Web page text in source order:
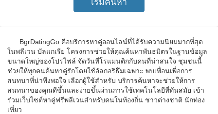
BgrDatingGo คือบริการหาคู่ออนไลน์ที่ได้รับความนิยมมากที่สุด
ในพลีเวน บัลแกเรีย โครงการช่วยให้คุณค้นหาพันธมิตรในฐานข้อมูล
ขนาดใหญ่ของโปรไฟล์ จัดวันที่โรแมนติกกับคนที่น่าสนใจ ชุมชนนี้
ช่วยให้ทุกคนค้นหาคู่รักโดยใช้อัลกอริธึมเฉพาะ พบเพื่อนเพื่อการ
สนทนาที่น่าพึงพอใจ เลือกผู้ใช้สำหรับ บริการค้นหาจะช่วยให้การ
สนทนาของคุณดีขึ้นและง่ายขึ้นผ่านการใช้เทคโนโลยีที่ทันสมัย เข้า
ร่วมเว็บไซต์หาคู่ฟรีพลีเวนสำหรับคนในท้องถิ่น ชาวต่างชาติ นักท่อง
เที่ยว